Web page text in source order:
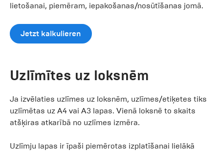
lietošanai, piemēram, iepakošanas/nosūtīšanas jomā.
Jetzt kalkulieren
Uzlīmītes uz loksnēm
Ja izvēlaties uzlīmes uz loksnēm, uzlīmes/etiķetes tiks
uzlīmētas uz A4 vai A3 lapas. Vienā loksnē to skaits
atšķiras atkarībā no uzlīmes izmēra.
Uzlīmju lapas ir īpaši piemērotas izplatīšanai lielākā